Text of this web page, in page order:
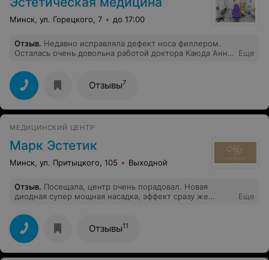
Минск, ул. Горецкого, 7 до 17:00
Отзыв. Недавно исправляла дефект носа филлером.
Осталась очень довольна работой доктора Каюда Анна.
Отличный специалист и приятный человек. Спасибо!
Еще
Отзывы7
МЕДИЦИНСКИЙ ЦЕНТР
Марк Эстетик
Минск, ул. Притыцкого, 105 Выходной
Отзыв. Посещала, центр очень порадовал. Новая
диодная супер мощная насадка, эффект сразу же
этим центром. Всем подругам советовала, остались
довольны. Посещаем с удовольствием. Сотрудники все
очень хорошие, приветливые, доброжелательные
Еще
Отзывы11